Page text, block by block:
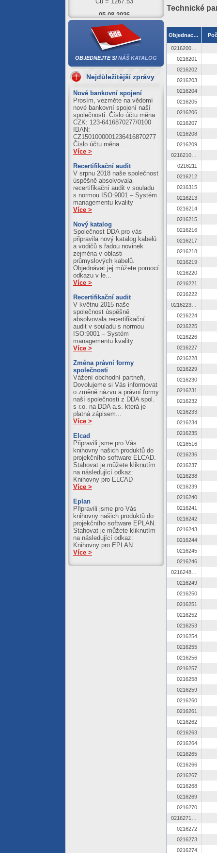
Technické
Objednací číslo
0216201
0216202
0216203
0216204
0216205
0216206
0216207
0216208
0216209
0216211
0216212
0216315
0216213
0216214
0216215
0216216
0216217
0216218
0216219
0216220
0216221
0216222
0216224
0216225
0216226
0216227
0216228
0216229
0216230
0216231
0216232
0216233
0216234
0216235
0216516
0216236
0216237
0216238
0216239
0216240
0216241
0216242
0216243
0216244
0216245
0216246
0216249
0216250
0216251
0216252
0216253
0216254
0216255
0216256
0216257
0216258
0216259
0216260
0216261
0216262
0216263
0216264
0216265
0216266
0216267
0216268
0216269
0216270
0216272
0216273
0216274
05.08.2026
Al = 422.01
Cu = 1273.71
04.08.2026
Al = 420.89
Cu = 1250.39
03.08.2026
Cu = 1245.59
OBJEDNEJTE SINÁŠ KATALOG
Nejdůležitější zprávy
Nové bankovní spojení
Prosím, vezměte na vědomí
nové bankovní spojení naší
společnosti: Číslo účtu měna
CZK: 123-6416870277/0100
IBAN:
CZ1501000001236416870277
Číslo účtu měna...
Více >
Recertifikační audit
V srpnu 2018 naše společnost
úspěšně absolvovala
recertifikační audit v souladu
s normou ISO:9001 – Systém
managementu kvality
Více >
Nový katalog
Společnost DDA pro vás
připravila nový katalog kabelů
a vodičů s řadou novinek
zejména v oblasti
průmyslových kabelů.
Objednávat jej můžete pomocí
odkazu v le...
Více >
Recertifikační audit
V květnu 2015 naše
společnost úspěšně
absolvovala recertifikační
audit v souladu s normou
ISO:9001 – Systém
managementu kvality
Více >
Změna právní formy
společnosti
Vážení obchodní partneři,
Dovolujeme si Vás informovat
o změně názvu a právní formy
naší společnosti z DDA spol.
s r.o. na DDA a.s. která je
platná zápisem...
Více >
Elcad
Připravili jsme pro Vás
knihovny našich produktů do
projekčního software ELCAD.
Stahovat je můžete kliknutím
na následující odkaz:
Knihovny pro ELCAD
Více >
Eplan
Připravili jsme pro Vás
knihovny našich produktů do
projekčního software EPLAN.
Stahovat je můžete kliknutím
na následující odkaz:
Knihovny pro EPLAN
Více >